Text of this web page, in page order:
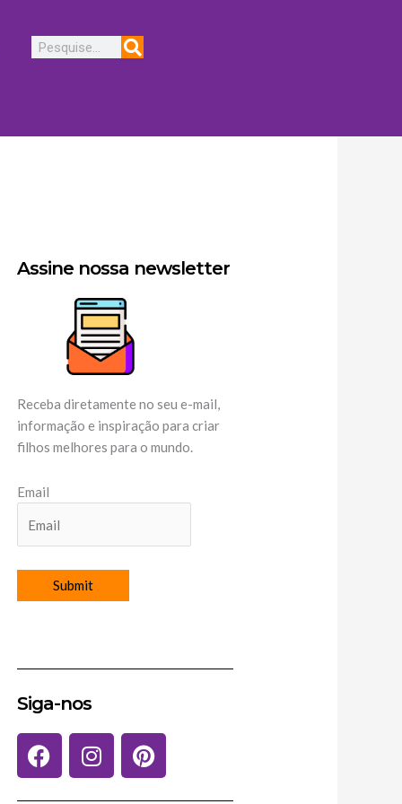
Assine nossa newsletter
Receba diretamente no seu e-mail,
informação e inspiração para criar
filhos melhores para o mundo.
Email
Siga-nos
F
a
I
n
P
i